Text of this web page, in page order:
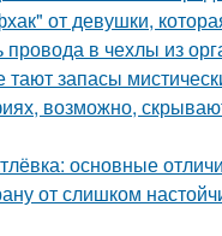
от девушки,
в чехлы из
тают запасы
возможно,
основные
от слишком